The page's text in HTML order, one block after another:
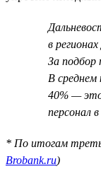
в
За подбор
В среднем
40% —
персонал
* По итогам
Brobank.ru)